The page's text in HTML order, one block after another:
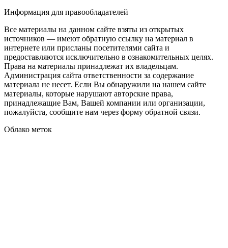
Информация для правообладателей
Все материалы на данном сайте взяты из открытых
источников — имеют обратную ссылку на материал в
интернете или присланы посетителями сайта и
предоставляются исключительно в ознакомительных целях.
Права на материалы принадлежат их владельцам.
Администрация сайта ответственности за содержание
материала не несет. Если Вы обнаружили на нашем сайте
материалы, которые нарушают авторские права,
принадлежащие Вам, Вашей компании или организации,
пожалуйста, сообщите нам через форму обратной связи.
Облако меток